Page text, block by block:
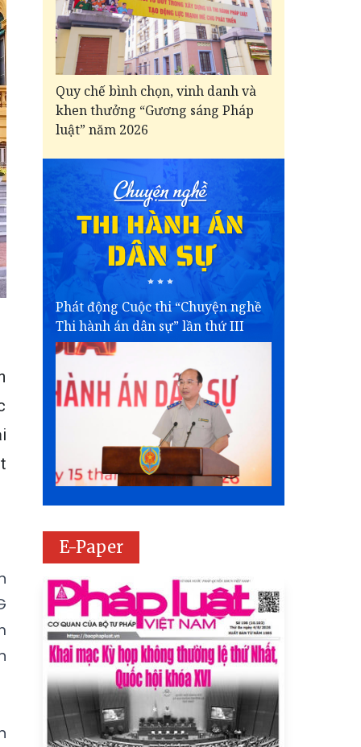
Quy chế bình chọn, vinh danh và
khen thưởng “Gương sáng Pháp
luật” năm 2026
Phát động Cuộc thi “Chuyện nghề
Thi hành án dân sự” lần thứ III
E-Paper